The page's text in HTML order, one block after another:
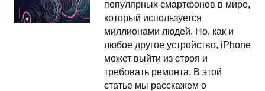
популярных смартфонов в мире,
который используется
миллионами людей. Но, как и
любое другое устройство, iPhone
может выйти из строя и
требовать ремонта. В этой
статье мы расскажем о